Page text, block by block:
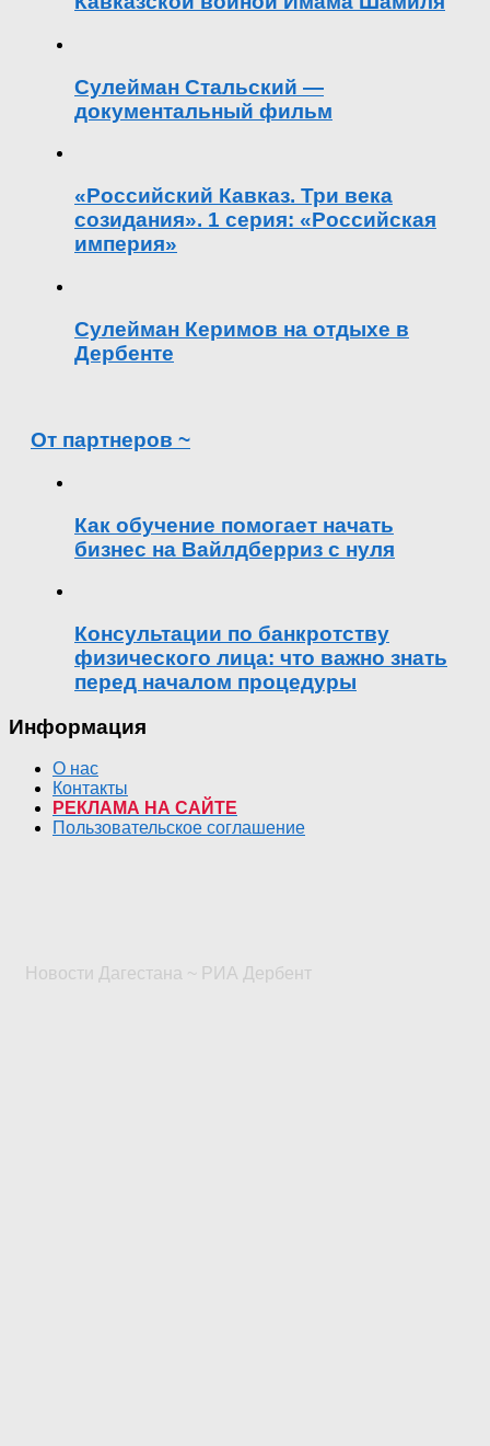
Сулейман Стальский —
документальный фильм
«Российский Кавказ. Три века
созидания». 1 серия: «Российская
империя»
Сулейман Керимов на отдыхе в
Дербенте
От партнеров ~
Как обучение помогает начать
бизнес на Вайлдберриз с нуля
Консультации по банкротству
физического лица: что важно знать
перед началом процедуры
Информация
О нас
Контакты
РЕКЛАМА НА САЙТЕ
Пользовательское соглашение
Новости Дагестана ~ РИА Дербент